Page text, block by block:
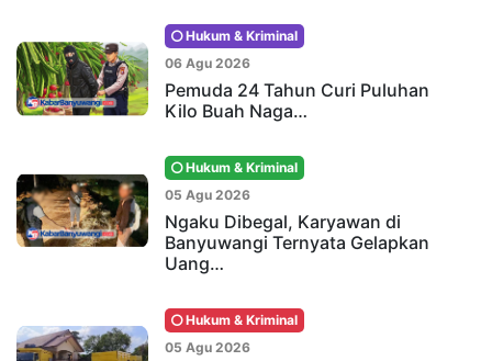
Hukum & Kriminal
06 Agu 2026
Pemuda 24 Tahun Curi Puluhan
Kilo Buah Naga…
Hukum & Kriminal
05 Agu 2026
Ngaku Dibegal, Karyawan di
Banyuwangi Ternyata Gelapkan
Uang…
Hukum & Kriminal
05 Agu 2026